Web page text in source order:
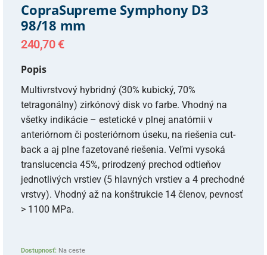
CopraSupreme Symphony D3
98/18 mm
240,70 €
Popis
Multivrstvový hybridný (30% kubický, 70%
tetragonálny) zirkónový disk vo farbe. Vhodný na
všetky indikácie – estetické v plnej anatómii v
anteriórnom či posteriórnom úseku, na riešenia cut-
back a aj plne fazetované riešenia. Veľmi vysoká
translucencia 45%, prirodzený prechod odtieňov
jednotlivých vrstiev (5 hlavných vrstiev a 4 prechodné
vrstvy). Vhodný až na konštrukcie 14 členov, pevnosť
> 1100 MPa.
Dostupnosť: Na ceste